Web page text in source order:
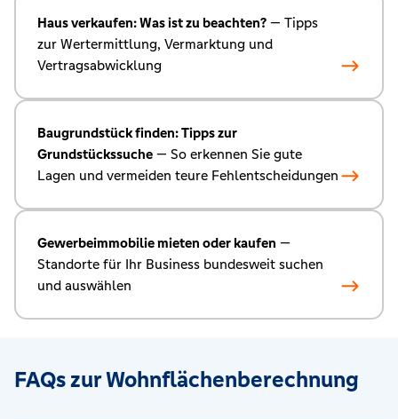
Haus verkaufen: Was ist zu beachten? — Tipps
zur Wertermittlung, Vermarktung und
Vertragsabwicklung
Baugrundstück finden: Tipps zur
Grundstückssuche — So erkennen Sie gute
Lagen und vermeiden teure Fehlentscheidungen
Gewerbeimmobilie mieten oder kaufen —
Standorte für Ihr Business bundesweit suchen
und auswählen
FAQs zur Wohnflächenberechnung